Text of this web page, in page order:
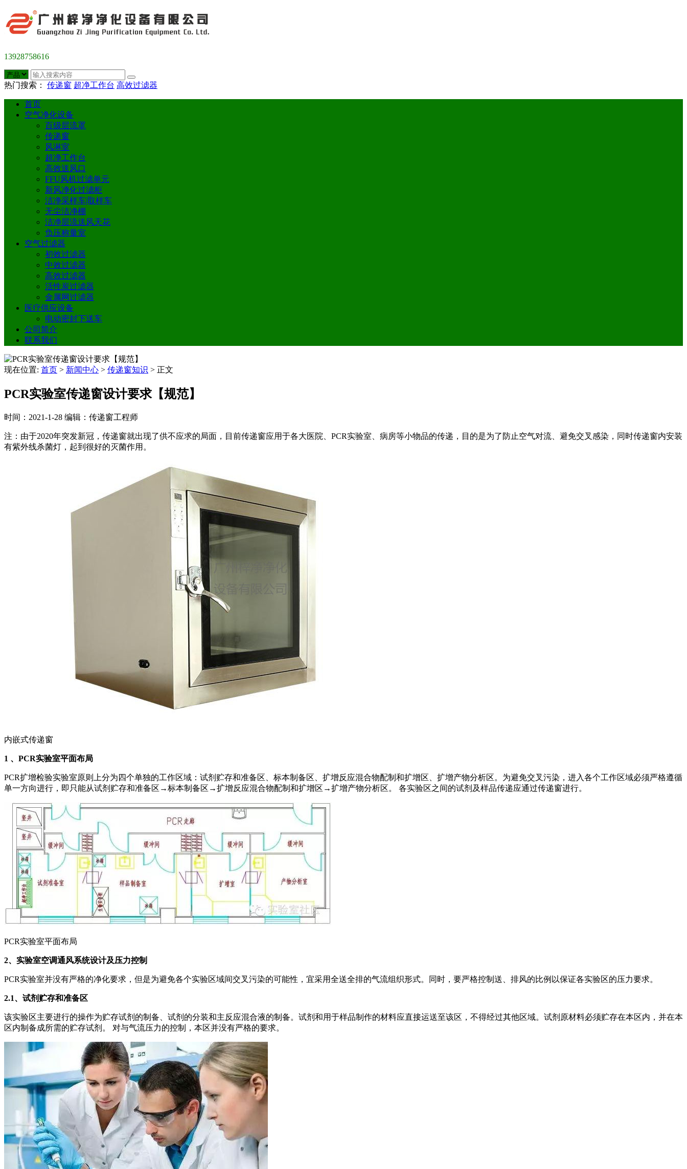
13928758616
热门搜索： 传递窗 超净工作台 高效过滤器
首页
空气净化设备
百级层流罩
传递窗
风淋室
超净工作台
高效送风口
FFU风机过滤单元
新风净化过滤柜
洁净采样车|取样车
无尘洁净棚
洁净层流送风天花
负压称量室
空气过滤器
初效过滤器
中效过滤器
高效过滤器
活性炭过滤器
金属网过滤器
医疗供应设备
电动密封下送车
公司简介
联系我们
现在位置: 首页 > 新闻中心 > 传递窗知识 > 正文
PCR实验室传递窗设计要求【规范】
时间：2021-1-28 编辑：传递窗工程师
注：由于2020年突发新冠，传递窗就出现了供不应求的局面，目前传递窗应用于各大医院、PCR实验室、病房等小物品的传递，目的是为了防止空气对流、避免交叉感染，同时传递窗内安装
有紫外线杀菌灯，起到很好的灭菌作用。
内嵌式传递窗
1 、PCR实验室平面布局
PCR扩增检验实验室原则上分为四个单独的工作区域：试剂贮存和准备区、标本制备区、扩增反应混合物配制和扩增区、扩增产物分析区。为避免交叉污染，进入各个工作区域必须严格遵循
单一方向进行，即只能从试剂贮存和准备区→标本制备区→扩增反应混合物配制和扩增区→扩增产物分析区。 各实验区之间的试剂及样品传递应通过传递窗进行。
PCR实验室平面布局
2、 实验室空调通风系统设计及压力控制
PCR实验室并没有严格的净化要求，但是为避免各个实验区域间交叉污染的可能性，宜采用全送全排的气流组织形式。同时，要严格控制送、排风的比例以保证各实验区的压力要求。
2.1、 试剂贮存和准备区
该实验区主要进行的操作为贮存试剂的制备、试剂的分装和主反应混合液的制备。试剂和用于样品制作的材料应直接运送至该区，不得经过其他区域。试剂原材料必须贮存在本区内，并在本
区内制备成所需的贮存试剂。 对与气流压力的控制，本区并没有严格的要求。